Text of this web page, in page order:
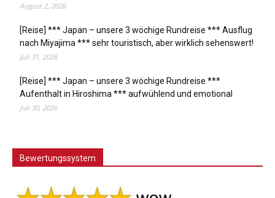
August 2, 2026
[Reise] *** Japan – unsere 3 wöchige Rundreise *** Ausflug
nach Miyajima *** sehr touristisch, aber wirklich sehenswert!
Juli 31, 2026
[Reise] *** Japan – unsere 3 wöchige Rundreise ***
Aufenthalt in Hiroshima *** aufwühlend und emotional
Juli 30, 2026
Bewertungssystem